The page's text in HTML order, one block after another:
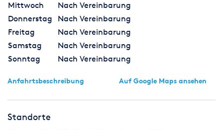
Mittwoch
Nach Vereinbarung
Donnerstag
Nach Vereinbarung
Freitag
Nach Vereinbarung
Samstag
Nach Vereinbarung
Sonntag
Nach Vereinbarung
Anfahrtsbeschreibung Auf Google Maps ansehen
Standorte